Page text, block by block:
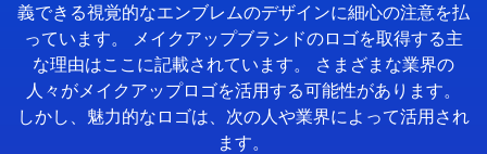
義できる視覚的なエンブレムのデザインに細心の注意を払
っています。 メイクアップブランドのロゴを取得する主
な理由はここに記載されています。 さまざまな業界の
人々がメイクアップロゴを活用する可能性があります。
しかし、魅力的なロゴは、次の人や業界によって活用され
ます。